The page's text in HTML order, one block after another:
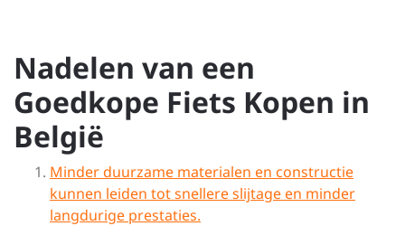
Nadelen van een
Goedkope Fiets Kopen in
België
Minder duurzame materialen en constructie
kunnen leiden tot snellere slijtage en minder
langdurige prestaties.